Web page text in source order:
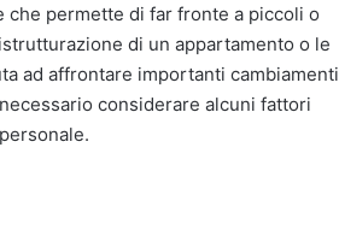
permette di far fronte a piccoli o
di un appartamento o le
ad affrontare importanti cambiamenti
considerare alcuni fattori